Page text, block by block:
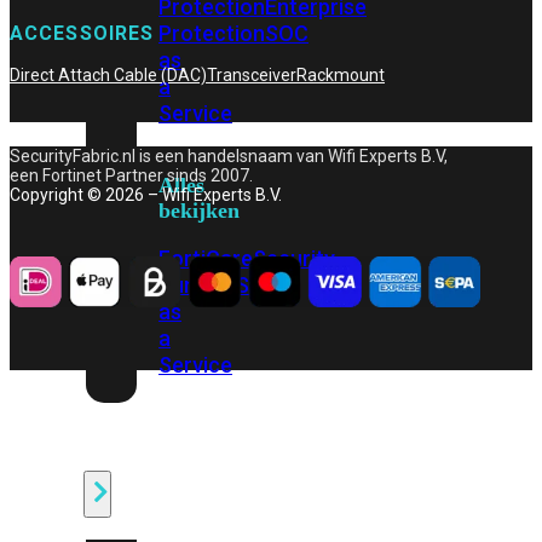
ProtectionEnterprise
ProtectionSOC
as
a
Service
Alles
bekijken
FortiCareSecurity
Bundels SOC
as
a
Service
ACCESSOIRES
Direct Attach Cable (DAC)TransceiverRackmount
SecurityFabric.nl is een handelsnaam van Wifi Experts B.V,
een Fortinet Partner sinds 2007.
Copyright © 2026 – Wifi Experts B.V.